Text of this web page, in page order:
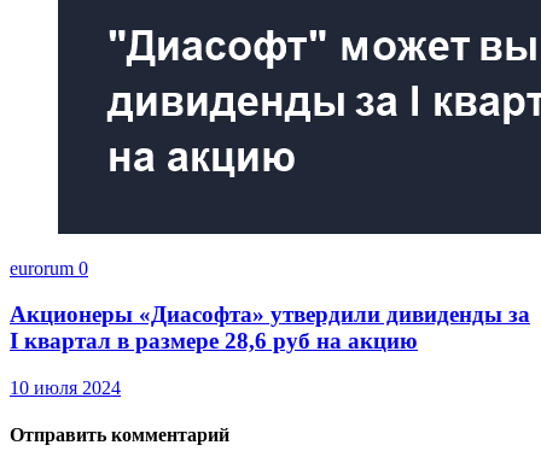
eurorum 0
Акционеры «Диасофта» утвердили дивиденды за
I квартал в размере 28,6 руб на акцию
10 июля 2024
Отправить комментарий